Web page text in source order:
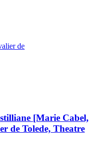
de
[Marie Cabel,
de Tolede, Theatre